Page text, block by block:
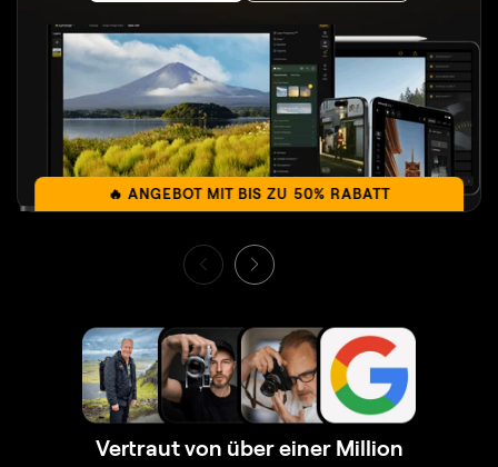
🔥 ANGEBOT MIT BIS ZU 50% RABATT
Vertraut von über einer Million